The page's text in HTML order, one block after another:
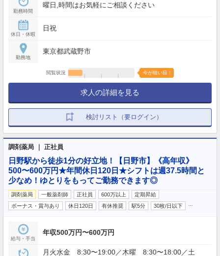
勤務時間
曜日,時間はお気軽にご相談ください
休日・休暇
日祝
勤務地
東京都武蔵野市
閲覧状況 今が狙い目！
求人の詳細を見る
検討リスト（要ログイン）
調剤薬局 ｜ 正社員
日野駅から徒歩1分の好立地！【日野市】《高年収》
500〜600万円★年間休日120日★シフトは週37.5時間と
少なめ！ゆとりをもってご勤務できます◎
調剤薬局 一般薬剤師 正社員 600万以上
定期昇給
ボーナス・賞与あり
休日120日 有休推奨 駅5分 30枚/日以下
給与・手当
年収500万円〜600万円
月火水金 8:30〜19:00／木曜 8:30〜18:00／土